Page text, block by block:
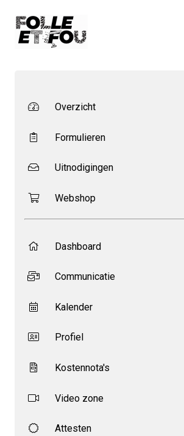
Overzicht
Formulieren
Uitnodigingen
Webshop
Dashboard
Communicatie
Kalender
Profiel
Kostennota's
Video zone
Attesten